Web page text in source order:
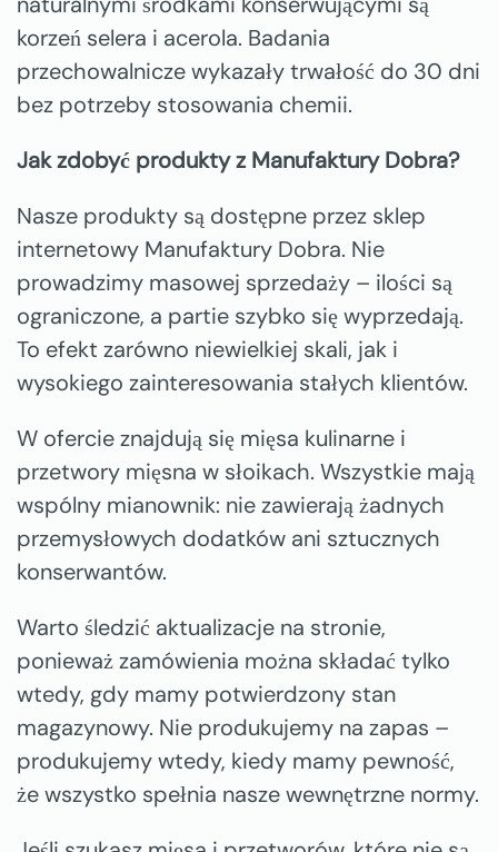
korzeń selera i acerola. Badania
przechowalnicze wykazały trwałość do 30 dni
bez potrzeby stosowania chemii.
Jak zdobyć produkty z Manufaktury Dobra?
Nasze produkty są dostępne przez sklep
internetowy Manufaktury Dobra. Nie
prowadzimy masowej sprzedaży – ilości są
ograniczone, a partie szybko się wyprzedają.
To efekt zarówno niewielkiej skali, jak i
wysokiego zainteresowania stałych klientów.
W ofercie znajdują się mięsa kulinarne i
przetwory mięsna w słoikach. Wszystkie mają
wspólny mianownik: nie zawierają żadnych
przemysłowych dodatków ani sztucznych
konserwantów.
Warto śledzić aktualizacje na stronie,
ponieważ zamówienia można składać tylko
wtedy, gdy mamy potwierdzony stan
magazynowy. Nie produkujemy na zapas –
produkujemy wtedy, kiedy mamy pewność,
że wszystko spełnia nasze wewnętrzne normy.